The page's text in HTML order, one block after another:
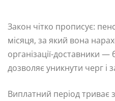
Закон чітко прописує:
місяця, за який вона
організації-доставники
дозволяє уникнути черг і
Виплатний період триває